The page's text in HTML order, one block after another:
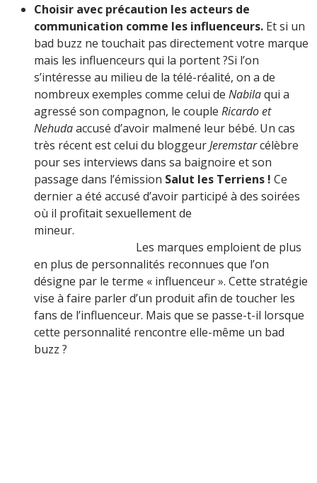
Choisir avec précaution les acteurs de
communication comme les influenceurs. Et si un
bad buzz ne touchait pas directement votre marque
mais les influenceurs qui la portent ?Si l’on
s’intéresse au milieu de la télé-réalité, on a de
nombreux exemples comme celui de Nabilaqui a
agressé son compagnon, le couple Ricardo et
Nehudaaccusé d’avoir malmené leur bébé. Un cas
très récent est celui du bloggeurJeremstarcélèbre
pour ses interviews dans sa baignoire et son
passage dans l’émission Salut les Terriens ! Ce
dernier a été accusé d’avoir participé à des soirées
où il profitait sexuellement de
mineur.
Les marques emploient de plus
en plus de personnalités reconnues que l’on
désigne par le terme « influenceur ». Cette stratégie
vise à faire parler d’un produit afin de toucher les
fans de l’influenceur. Mais que se passe-t-il lorsque
cette personnalité rencontre elle-même un bad
buzz ?